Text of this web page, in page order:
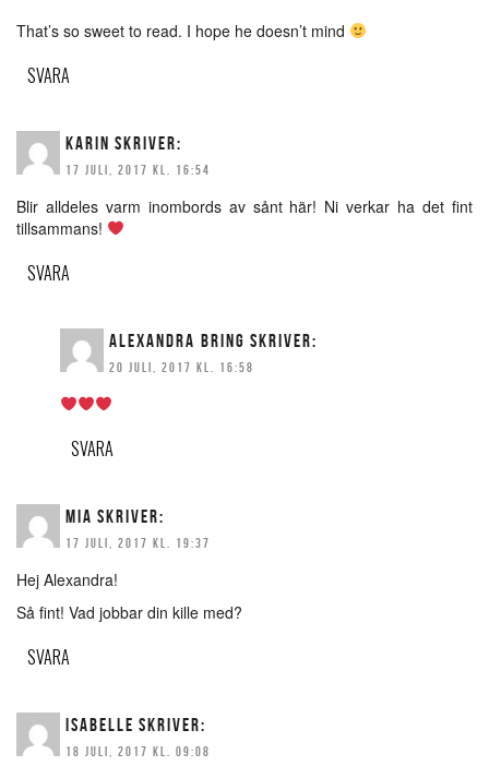
That’s so sweet to read. I hope he doesn’t mind
SVARA
KARIN SKRIVER:
17 JULI, 2017 KL. 16:54
Blir alldeles varm inombords av sånt här! Ni verkar ha det fint
tillsammans!
SVARA
ALEXANDRA BRING SKRIVER:
20 JULI, 2017 KL. 16:58
SVARA
MIA SKRIVER:
17 JULI, 2017 KL. 19:37
Hej Alexandra!
Så fint! Vad jobbar din kille med?
SVARA
ISABELLE SKRIVER:
18 JULI, 2017 KL. 09:08